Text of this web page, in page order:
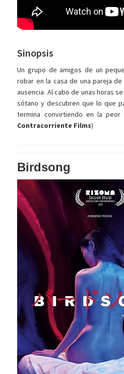
Sinopsis
Un grupo de amigos de un
robar en la casa de una pareja
ausencia. Al cabo de unas horas
sótano y descubren que lo que
termina convirtiendo en la
Contracorriente Films)
Birdsong